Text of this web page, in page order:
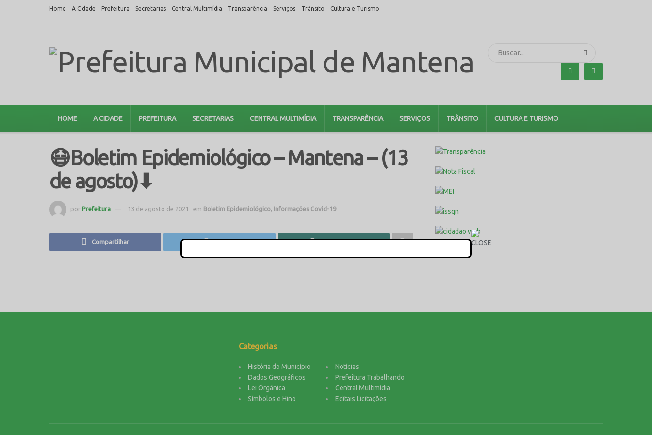
Home A Cidade Prefeitura Secretarias Central Multimídia Transparência Serviços Trânsito Cultura e Turismo
HOME A CIDADE PREFEITURA SECRETARIAS CENTRAL MULTIMÍDIA TRANSPARÊNCIA SERVIÇOS TRÂNSITO CULTURA E TURISMO
😷Boletim Epidemiológico – Mantena – (13
de agosto)⬇
por Prefeitura 13 de agosto de 2021 em Boletim Epidemiológico Informações Covid-19
Compartilhar Twittar Compartilhar
Categorias
História do Município
Dados Geográficos
Lei Orgânica
Símbolos e Hino
Notícias
Prefeitura Trabalhando
Central Multimídia
Editais Licitações